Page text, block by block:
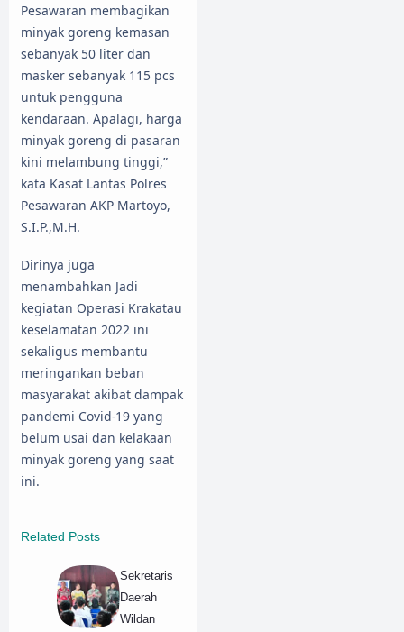
Pesawaran membagikan
minyak goreng kemasan
sebanyak 50 liter dan
masker sebanyak 115 pcs
untuk pengguna
kendaraan. Apalagi, harga
minyak goreng di pasaran
kini melambung tinggi,”
kata Kasat Lantas Polres
Pesawaran AKP Martoyo,
S.I.P.,M.H.
Dirinya juga
menambahkan Jadi
kegiatan Operasi Krakatau
keselamatan 2022 ini
sekaligus membantu
meringankan beban
masyarakat akibat dampak
pandemi Covid-19 yang
belum usai dan kelakaan
minyak goreng yang saat
ini.
Related Posts
Sekretaris
Daerah
Wildan